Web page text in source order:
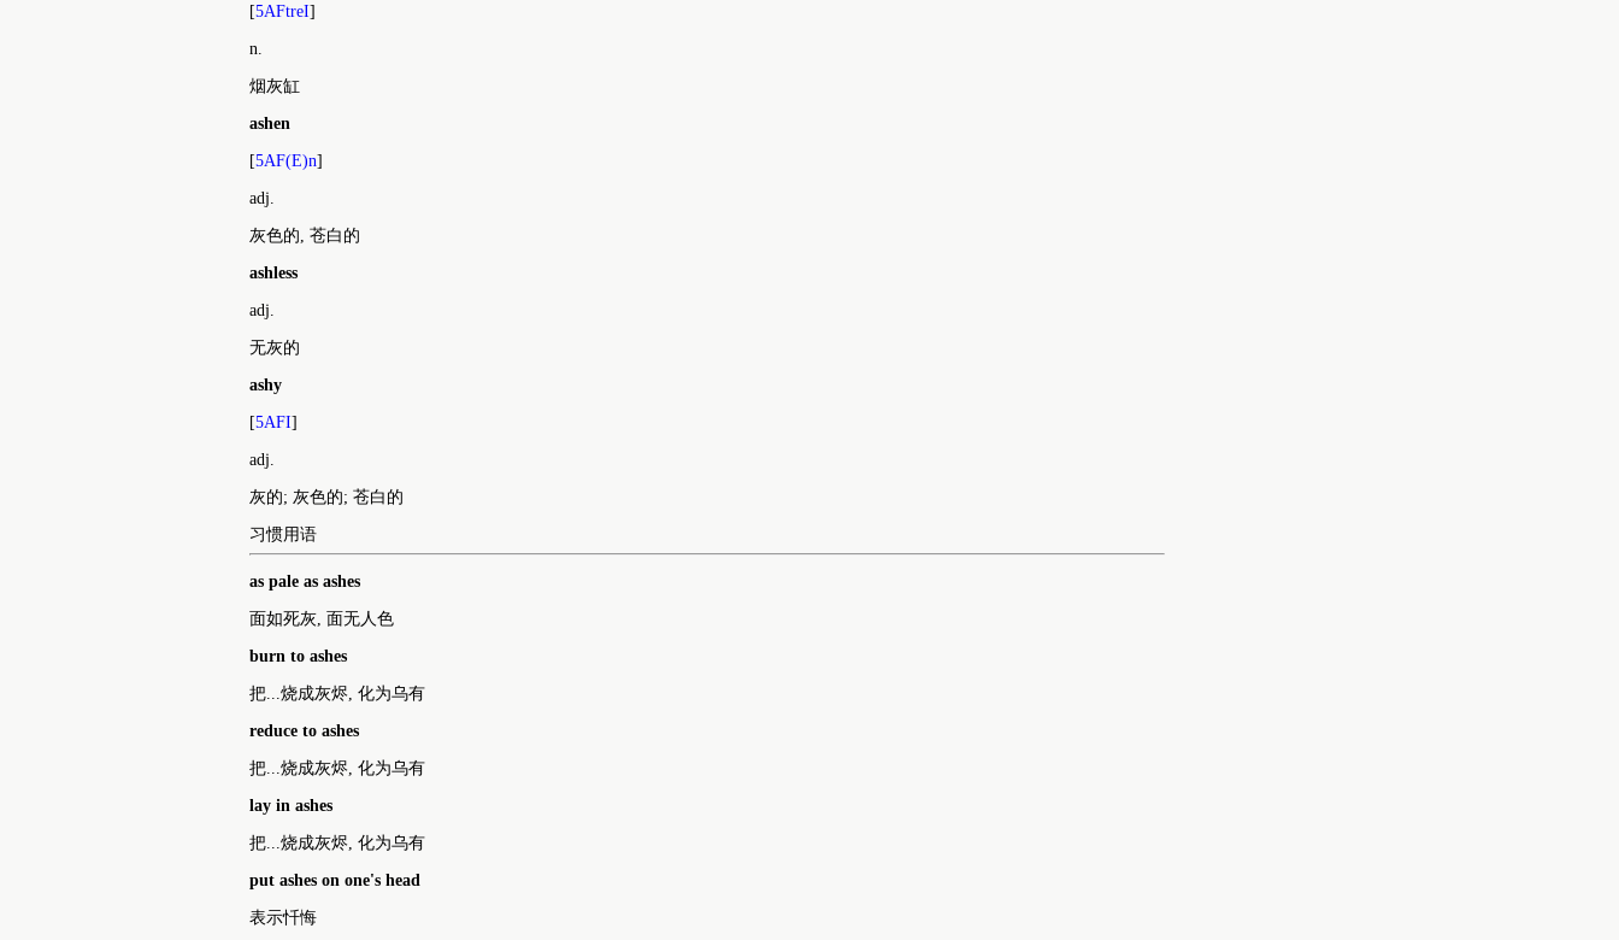
[5AFtreI]
n.
烟灰缸
ashen
[5AF(E)n]
adj.
灰色的, 苍白的
ashless
adj.
无灰的
ashy
[5AFI]
adj.
灰的; 灰色的; 苍白的
习惯用语
as pale as ashes
面如死灰, 面无人色
burn to ashes
把...烧成灰烬, 化为乌有
reduce to ashes
把...烧成灰烬, 化为乌有
lay in ashes
把...烧成灰烬, 化为乌有
put ashes on one's head
表示忏悔